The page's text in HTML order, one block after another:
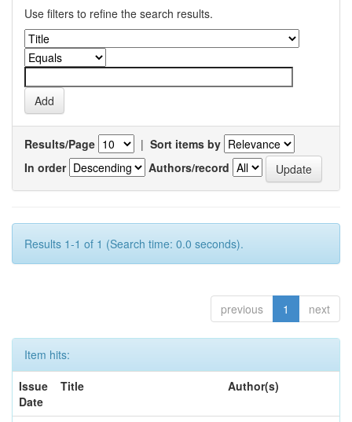
Use filters to refine the search results.
Results/Page | Sort items by
In order
Authors/record
Results 1-1 of 1 (Search time: 0.0 seconds).
previous 1 next
Item hits:
Issue
Date
Title Author(s)